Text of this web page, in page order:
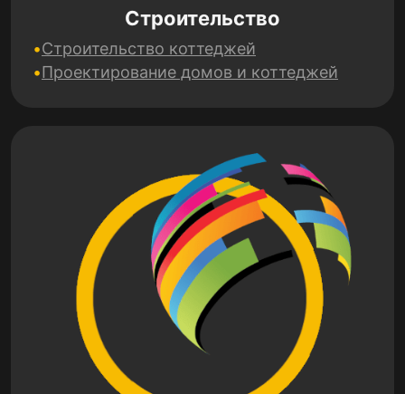
Строительство
Строительство коттеджей
Проектирование домов и коттеджей